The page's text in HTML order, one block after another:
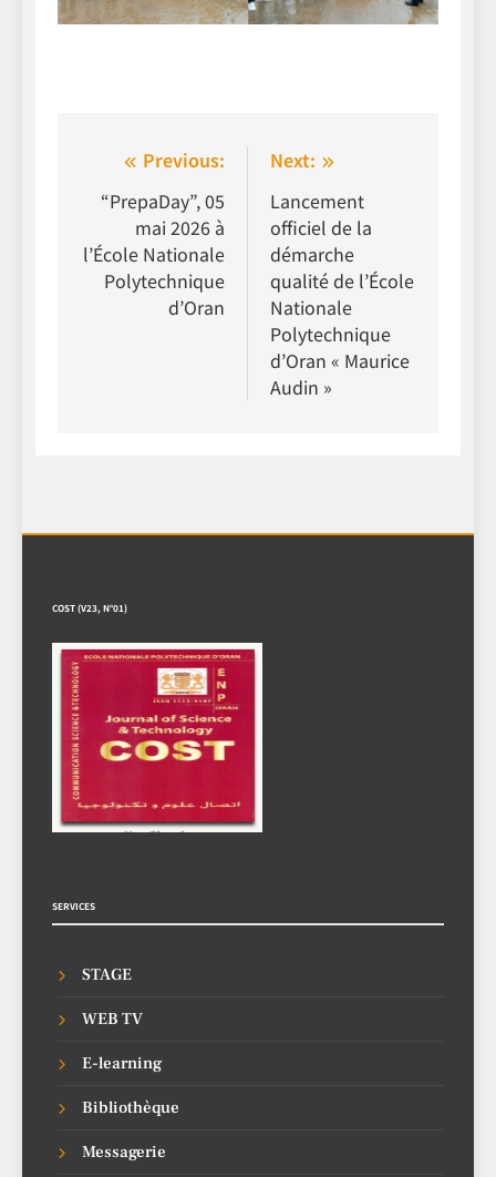
Navigation
de
l’article
Previous:
“PrepaDay”, 05
mai 2026 à
l’École Nationale
Polytechnique
d’Oran
Next:
Lancement
officiel de la
démarche
qualité de l’École
Nationale
Polytechnique
d’Oran « Maurice
Audin »
COST (V23, N°01)
SERVICES
STAGE
WEB TV
E-learning
Bibliothèque
Messagerie